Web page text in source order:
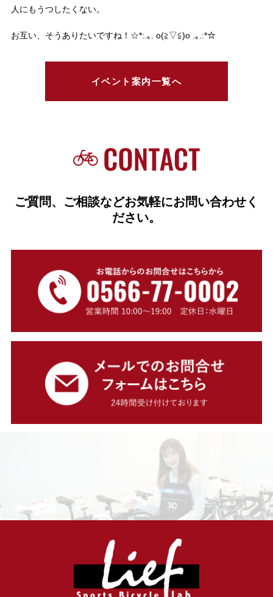
人にもうつしたくない。
お互い、そうありたいですね！☆*:.｡. o(≧▽≦)o .｡.:*☆
イベント案内一覧へ
ご質問、ご相談などお気軽にお問い合わせく
ださい。